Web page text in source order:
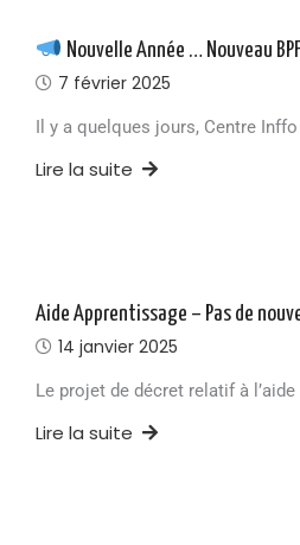
Nouvelle Année … Nouveau
7 février 2025
Il y a quelques jours, Centre
Lire la suite
Aide Apprentissage – Pas de
14 janvier 2025
Le projet de décret relatif à
Lire la suite